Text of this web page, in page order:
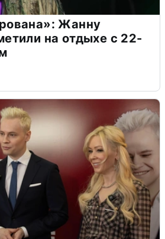
Жанну
на отдыхе с 22-